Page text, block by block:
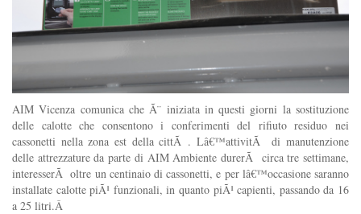
AIM Vicenza comunica che Ã¨ iniziata in questi giorni la sostituzione
delle calotte che consentono i conferimenti del rifiuto residuo nei
cassonetti nella zona est della cittÃ . Lâ€™attivitÃ di manutenzione
delle attrezzature da parte di AIM Ambiente durerÃ circa tre settimane,
interesserÃ oltre un centinaio di cassonetti, e per lâ€™occasione saranno
installate calotte piÃ¹ funzionali, in quanto piÃ¹ capienti, passando da 16
a 25 litri.Â